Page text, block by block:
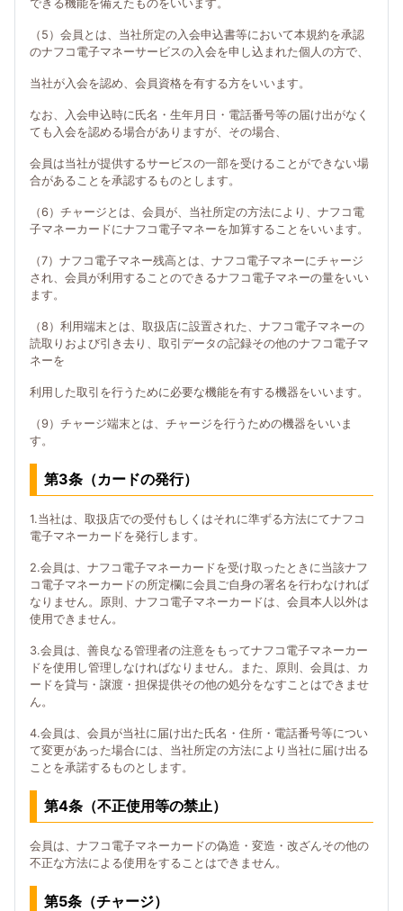
できる機能を備えたものをいいます。
（5）会員とは、当社所定の入会申込書等において本規約を承認
のナフコ電子マネーサービスの入会を申し込まれた個人の方で、
当社が入会を認め、会員資格を有する方をいいます。
なお、入会申込時に氏名・生年月日・電話番号等の届け出がなく
ても入会を認める場合がありますが、その場合、
会員は当社が提供するサービスの一部を受けることができない場
合があることを承認するものとします。
（6）チャージとは、会員が、当社所定の方法により、ナフコ電
子マネーカードにナフコ電子マネーを加算することをいいます。
（7）ナフコ電子マネー残高とは、ナフコ電子マネーにチャージ
され、会員が利用することのできるナフコ電子マネーの量をいい
ます。
（8）利用端末とは、取扱店に設置された、ナフコ電子マネーの
読取りおよび引き去り、取引データの記録その他のナフコ電子マ
ネーを
利用した取引を行うために必要な機能を有する機器をいいます。
（9）チャージ端末とは、チャージを行うための機器をいいま
す。
第3条（カードの発行）
1.当社は、取扱店での受付もしくはそれに準ずる方法にてナフコ
電子マネーカードを発行します。
2.会員は、ナフコ電子マネーカードを受け取ったときに当該ナフ
コ電子マネーカードの所定欄に会員ご自身の署名を行わなければ
なりません。原則、ナフコ電子マネーカードは、会員本人以外は
使用できません。
3.会員は、善良なる管理者の注意をもってナフコ電子マネーカー
ドを使用し管理しなければなりません。また、原則、会員は、カ
ードを貸与・譲渡・担保提供その他の処分をなすことはできませ
ん。
4.会員は、会員が当社に届け出た氏名・住所・電話番号等につい
て変更があった場合には、当社所定の方法により当社に届け出る
ことを承諾するものとします。
第4条（不正使用等の禁止）
会員は、ナフコ電子マネーカードの偽造・変造・改ざんその他の
不正な方法による使用をすることはできません。
第5条（チャージ）